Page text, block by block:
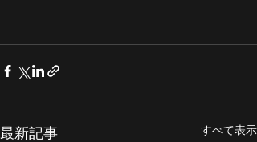
最新記事 すべて表示